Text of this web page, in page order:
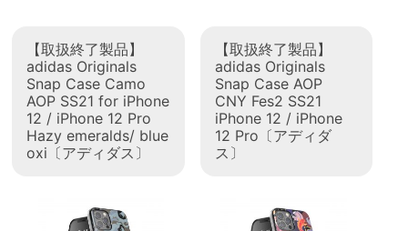
【取扱終了製品】
adidas Originals
Snap Case Camo
AOP SS21 for iPhone
12 / iPhone 12 Pro
Hazy emeralds/ blue
oxi〔アディダス〕
【取扱終了製品】
adidas Originals
Snap Case AOP
CNY Fes2 SS21
iPhone 12 / iPhone
12 Pro〔アディダ
ス〕